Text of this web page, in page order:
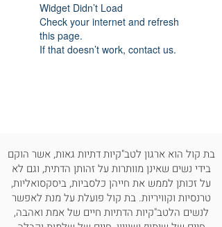
Widget Didn’t Load
Check your internet and refresh
this page.
If that doesn’t work, contact us.
בת קול הוא ארגון לטב"קיות דתיות גאות, אשר הוקם
בידי נשים שאינן מוותרות על זהותן הדתית, וגם לא
על זכותן לממש את חייהן כלסביות, ביסקסואליות,
טרנסיות וקוויריות. בת קול פועלת על מנת לאפשר
לנשים הלטב"קיות הדתיות חיים של אמת ואהבה,